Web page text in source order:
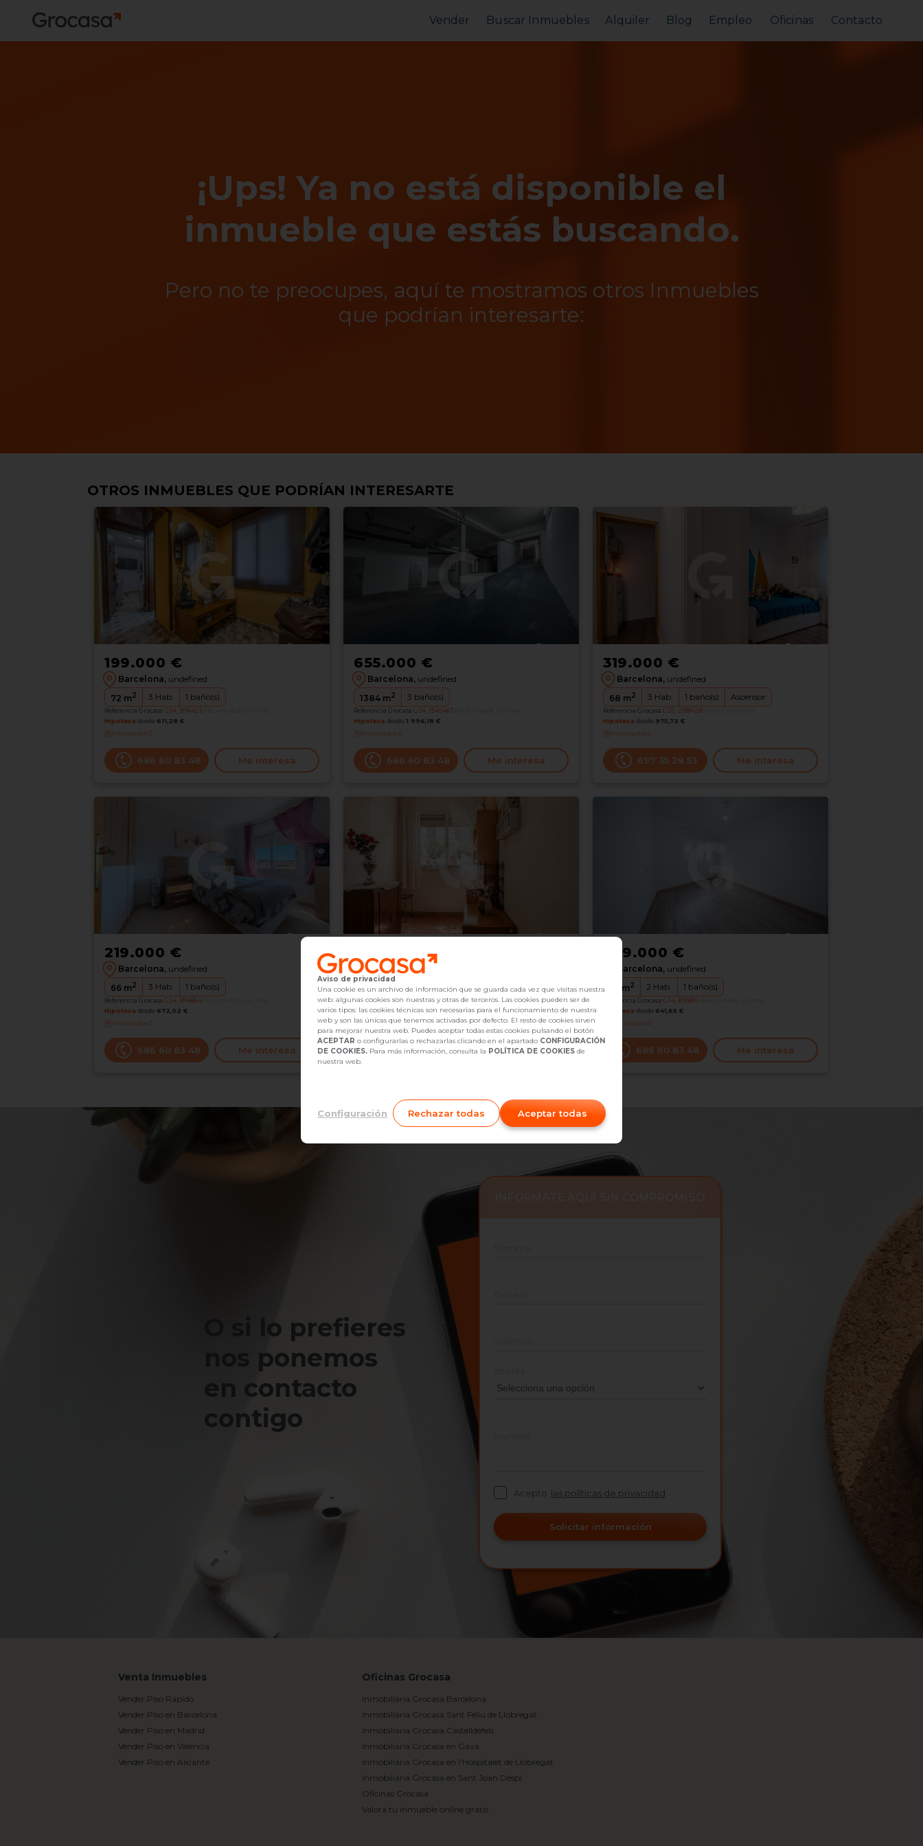
Vender Buscar Inmuebles Alquiler Blog Empleo Oficinas Contacto
¡Ups! Ya no está disponible el
inmueble que estás buscando.
Pero no te preocupes, aquí te mostramos otros Inmuebles
que podrían interesarte:
OTROS INMUEBLES QUE PODRÍAN INTERESARTE
199.000 €
Barcelona, undefined
72 m2 3 Hab. 1 baño(s)
Referencia Grocasa G34_894425
Hipoteca desde 611,28 €
Interesados0
686 60 83 48 Me interesa
655.000 €
Barcelona, undefined
1384m2 3 baño(s)
Referencia Grocasa G34_1545467
Hipoteca desde 1.996,18 €
Interesados0
686 60 83 48 Me interesa
319.000 €
Barcelona, undefined
68 m2 3 Hab. 1 baño(s) Ascensor
Referencia Grocasa G35_2018428
Hipoteca desde 975,72 €
Interesados0
697 35 28 53 Me interesa
219.000 €
Barcelona, undefined
66 m2 3 Hab. 1 baño(s)
Referencia Grocasa G34_894864
Hipoteca desde 672,02 €
Interesados0
686 60 83 48 Me interesa
169.000 €
Barcelona,undefined
85m 4Hab. 1baño(s)
Referencia GrocasaG35_2023775Hace más de un mes
Hipotecadesde520,17 €
Interesados0
697 35 28 53 Me interesa
209.000 €
Barcelona, undefined
m2 2 Hab. 1 baño(s)
Referencia Grocasa G34_896810
Hipoteca desde 641,65 €
Interesados0
686 60 83 48 Me interesa
O si lo prefieres
nos ponemos
en contacto
contigo
Acepto las políticas de privacidad
Solicitar información
Venta Inmuebles
Vender Piso Rápido
Vender Piso en Barcelona
Vender Piso en Madrid
Vender Piso en Valencia
Vender Piso en Alicante
Oficinas Grocasa
Inmobiliaria Grocasa Barcelona
Inmobiliaria Grocasa Sant Feliu de Llobregat
Inmobiliaria Grocasa Castelldefels
Inmobiliaria Grocasa en Gavà
Inmobiliaria Grocasa en l'Hospitalet de Llobregat
Inmobiliaria Grocasa en Sant Joan Despí
Oficinas Grocasa
Valora tu inmueble online gratis
Aviso de privacidad
Una cookie es un archivo de información que se guarda cada vez que visitas nuestra
web: algunas cookies son nuestras y otras de terceros. Las cookies pueden ser de
varios tipos: las cookies técnicas son necesarias para el funcionamiento de nuestra
web y son las únicas que tenemos activadas por defecto. El resto de cookies sirven
para mejorar nuestra web. Puedes aceptar todas estas cookies pulsando el botón
ACEPTAR o configurarlas o rechazarlas clicando en el apartado CONFIGURACIÓN
DE COOKIES. Para más información, consulta la POLÍTICA DE COOKIES de
nuestra web.
Configuración Rechazar todas Aceptar todas